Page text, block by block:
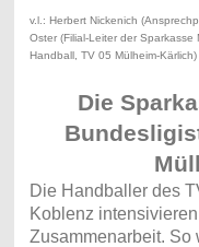
v.l.: Herbert Nickenich
Oster (Filial-Leiter der Sparkasse
Handball, TV 05 Mülheim-Kärlich)
Die
Die Handballer des
Koblenz
Zusammenarbeit. So